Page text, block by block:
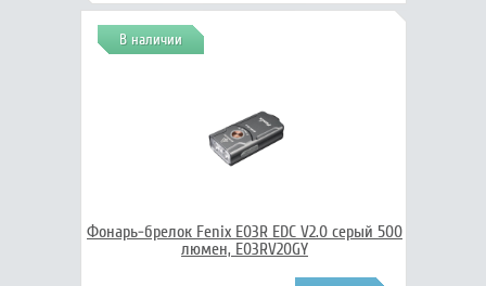
В наличии
Фонарь-брелок Fenix E03R EDC V2.0 серый 500
люмен, E03RV20GY